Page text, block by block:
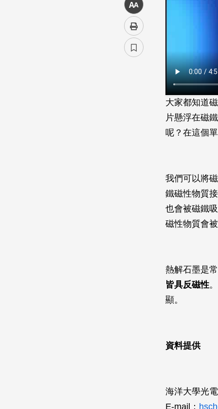
中
大家都知道
片懸浮在磁
呢？在這個
我們可以將
鐵磁性物質
也會被磁鐵
磁性物質會
熱解石墨是
皆具反磁性
顯。
資料提供
海洋大學光
E-mail：